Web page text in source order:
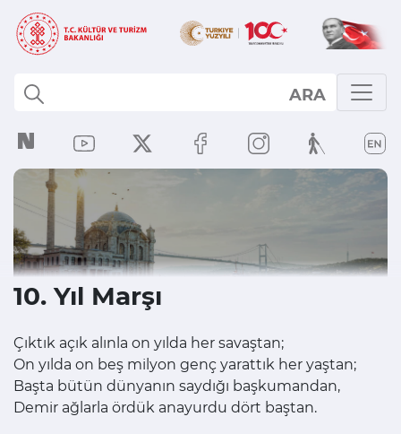
ARA
10. Yıl Marşı
Çıktık açık alınla on yılda her savaştan;
On yılda on beş milyon genç yarattık her yaştan;
Başta bütün dünyanın saydığı başkumandan,
Demir ağlarla ördük anayurdu dört baştan.